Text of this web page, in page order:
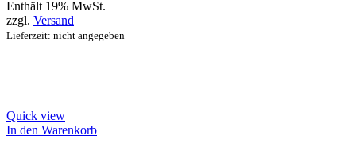
Enthält 19% MwSt.
zzgl. Versand
Lieferzeit: nicht angegeben
Quick view
In den Warenkorb